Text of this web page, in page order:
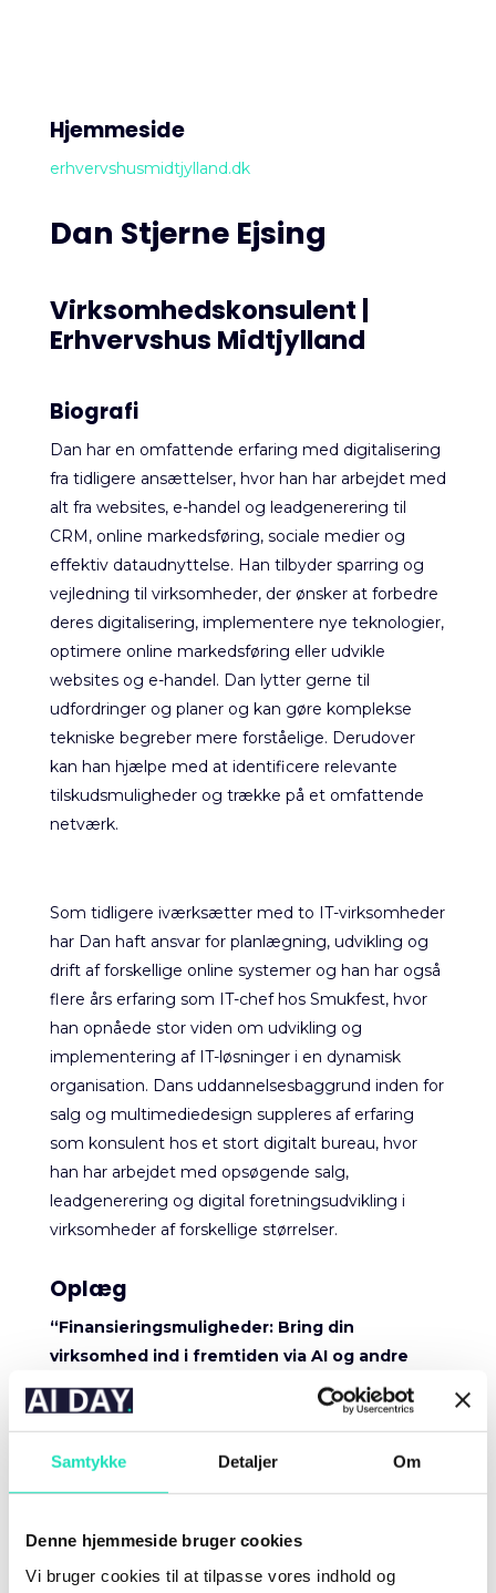
Samtykke Detaljer Om
Denne hjemmeside bruger cookies
Vi bruger cookies til at tilpasse vores indhold og
Hjemmeside
erhvervshusmidtjylland.dk
Dan Stjerne Ejsing
Virksomhedskonsulent |
Erhvervshus Midtjylland
Biografi
Dan har en omfattende erfaring med digitalisering
fra tidligere ansættelser, hvor han har arbejdet med
alt fra websites, e-handel og leadgenerering til
CRM, online markedsføring, sociale medier og
effektiv dataudnyttelse. Han tilbyder sparring og
vejledning til virksomheder, der ønsker at forbedre
deres digitalisering, implementere nye teknologier,
optimere online markedsføring eller udvikle
websites og e-handel. Dan lytter gerne til
udfordringer og planer og kan gøre komplekse
tekniske begreber mere forståelige. Derudover
kan han hjælpe med at identificere relevante
tilskudsmuligheder og trække på et omfattende
netværk.
Som tidligere iværksætter med to IT-virksomheder
har Dan haft ansvar for planlægning, udvikling og
drift af forskellige online systemer og han har også
flere års erfaring som IT-chef hos Smukfest, hvor
han opnåede stor viden om udvikling og
implementering af IT-løsninger i en dynamisk
organisation. Dans uddannelsesbaggrund inden for
salg og multimediedesign suppleres af erfaring
som konsulent hos et stort digitalt bureau, hvor
han har arbejdet med opsøgende salg,
leadgenerering og digital foretningsudvikling i
virksomheder af forskellige størrelser.
Oplæg
“Finansieringsmuligheder: Bring din
virksomhed ind i fremtiden via AI og andre
digitale muligheder”.
Overvejer du et AI eller IT projekt, men spekulerer
over finansieringen? Fra erhvervshusene er der
mulighed for forskellige puljer, både for
med den Europæiske Digitale Innovation Hub: